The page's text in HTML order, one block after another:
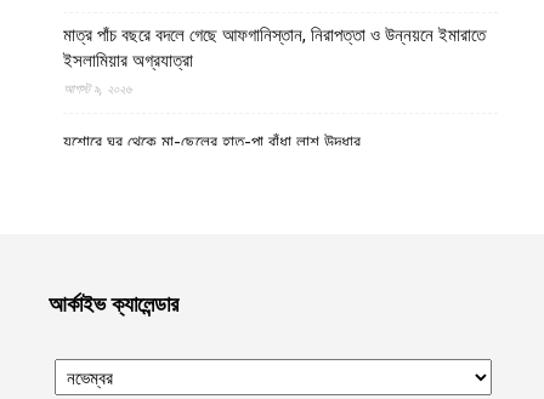
মাত্র পাঁচ বছরে বদলে গেছে আফগানিস্তান, নিরাপত্তা ও উন্নয়নে ইমারাতে
ইসলামিয়ার অগ্রযাত্রা
আগস্ট ৯, ২০২৬
যশোরে ঘর থেকে মা-ছেলের হাত-পা বাঁধা লাশ উদ্ধার
গাজায় বর্বর ইসরায়েলি হামলায় ধ্বংসপ্রাপ্ত ভবন থেকে ১৯ লাশ উদ্ধার,
আগস্ট ৯, ২০২৬
আর্কাইভ ক্যালেন্ডার